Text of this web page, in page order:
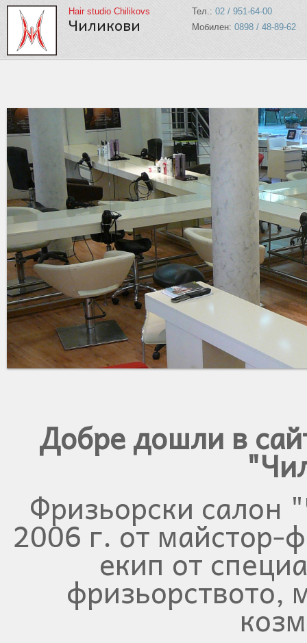
Hair studio Chilikovs
Чиликови
Тел.: 02 / 951-64-00
Мобилен: 0898 / 48-89-62
Добре дошли в
Фризьорски салон
2006 г. от майстор-
екип от